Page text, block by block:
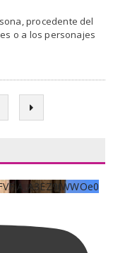
procedente del
o a los personajes